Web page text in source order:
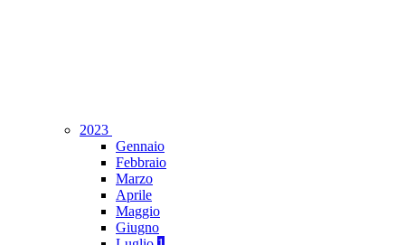
2023
Gennaio
Febbraio
Marzo
Aprile
Maggio
Giugno